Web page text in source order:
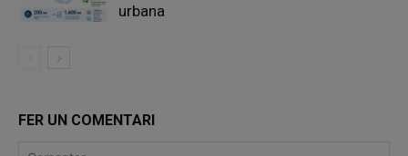
urbana
FER UN COMENTARI